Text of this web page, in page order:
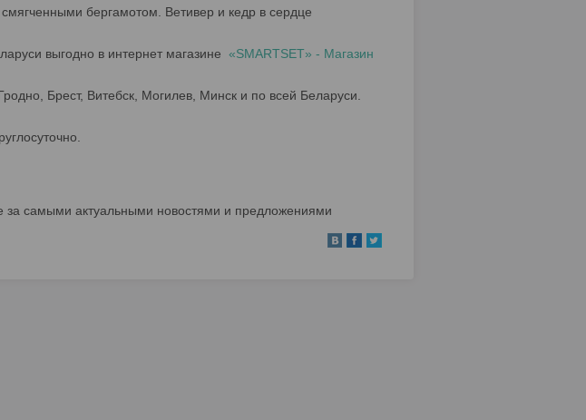
бергамотом. Ветивер и кедр в сердце
выгодно в интернет магазине «SMARTSET» - Магазин
Брест, Витебск, Могилев, Минск и по всей Беларуси.
за самыми актуальными новостями и предложениями